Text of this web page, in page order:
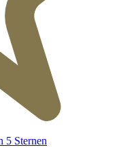
5 Sternen